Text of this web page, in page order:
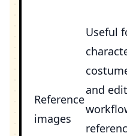
Reference
images
Useful
and edit